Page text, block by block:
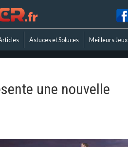
Astuces et Soluces Meilleurs Jeux
une nouvelle